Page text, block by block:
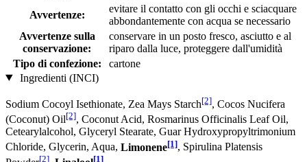
Avvertenze:
evitare il contatto con gli occhi e sciacquare
abbondantemente con acqua se necessario
Avvertenze sulla
conservazione:
conservare in un posto fresco, asciutto e al
riparo dalla luce, proteggere dall'umidità
Tipo di confezione:
cartone
Ingredienti (INCI)
Sodium Cocoyl Isethionate, Zea Mays Starch[2], Cocos Nucifera
(Coconut) Oil[2], Coconut Acid, Rosmarinus Officinalis Leaf Oil,
Cetearylalcohol, Glyceryl Stearate, Guar Hydroxypropyltrimonium
Chloride, Glycerin, Aqua, Limonene[1], Spirulina Platensis
[2] [1]